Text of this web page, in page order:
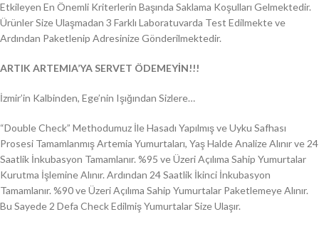
Etkileyen En Önemli Kriterlerin Başında Saklama Koşulları Gelmektedir.
Ürünler Size Ulaşmadan 3 Farklı Laboratuvarda Test Edilmekte ve
Ardından Paketlenip Adresinize Gönderilmektedir.
ARTIK ARTEMIA’YA SERVET ÖDEMEYİN!!!
İzmir’in Kalbinden, Ege’nin Işığından Sizlere…
“Double Check” Methodumuz İle Hasadı Yapılmış ve Uyku Safhası
Prosesi Tamamlanmış Artemia Yumurtaları, Yaş Halde Analize Alınır ve 24
Saatlik İnkubasyon Tamamlanır. %95 ve Üzeri Açılıma Sahip Yumurtalar
Kurutma İşlemine Alınır. Ardından 24 Saatlik İkinci İnkubasyon
Tamamlanır. %90 ve Üzeri Açılıma Sahip Yumurtalar Paketlemeye Alınır.
Bu Sayede 2 Defa Check Edilmiş Yumurtalar Size Ulaşır.